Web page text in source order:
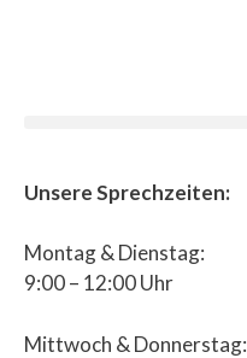
Unsere Sprechzeiten:
Montag & Dienstag:
9:00 – 12:00 Uhr
Mittwoch & Donnerstag: